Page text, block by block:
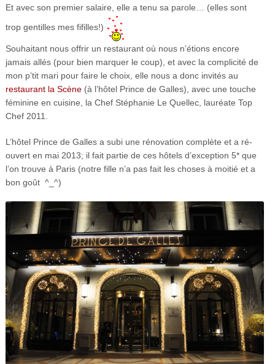
Et avec son premier salaire, elle a tenu sa parole… (elles sont
trop gentilles mes fifilles!)
Souhaitant nous offrir un restaurant où nous n’étions encore
jamais allés (pour bien marquer le coup), et avec la complicité de
mon p’tit mari pour faire le choix, elle nous a donc invités au
restaurant la Scène (à l’hôtel Prince de Galles), avec une touche
féminine en cuisine, la Chef Stéphanie Le Quellec, lauréate Top
Chef 2011.
L’hôtel Prince de Galles a subi une rénovation complète et a ré-
ouvert en mai 2013; il fait partie de ces hôtels d’exception 5* que
l’on trouve à Paris (notre fille n’a pas fait les choses à moitié et a
bon goût ^_^)